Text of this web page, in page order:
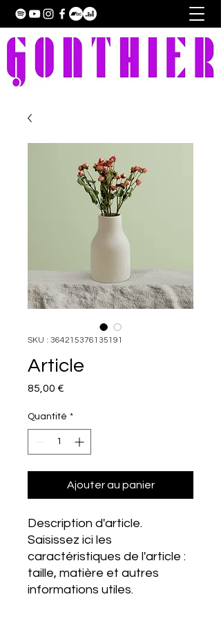
SKU : 364215376135191
Article
85,00 €
Quantité *
Ajouter au panier
Description d'article.
Saisissez ici les
caractéristiques de l'article :
taille, matière et autres
informations utiles.